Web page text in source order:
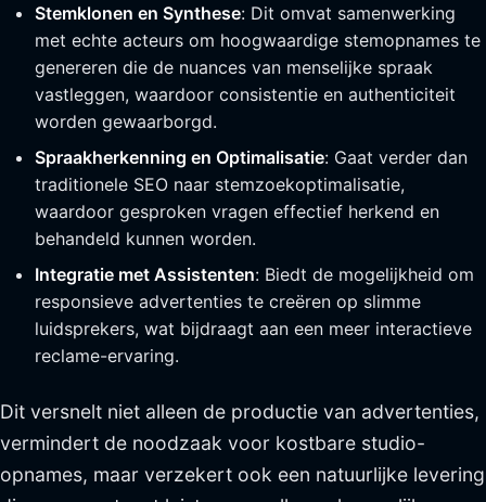
Stemklonen en Synthese: Dit omvat samenwerking
met echte acteurs om hoogwaardige stemopnames te
genereren die de nuances van menselijke spraak
vastleggen, waardoor consistentie en authenticiteit
worden gewaarborgd.
Spraakherkenning en Optimalisatie: Gaat verder dan
traditionele SEO naar stemzoekoptimalisatie,
waardoor gesproken vragen effectief herkend en
behandeld kunnen worden.
Integratie met Assistenten: Biedt de mogelijkheid om
responsieve advertenties te creëren op slimme
luidsprekers, wat bijdraagt aan een meer interactieve
reclame-ervaring.
Dit versnelt niet alleen de productie van advertenties,
vermindert de noodzaak voor kostbare studio-
opnames, maar verzekert ook een natuurlijke levering